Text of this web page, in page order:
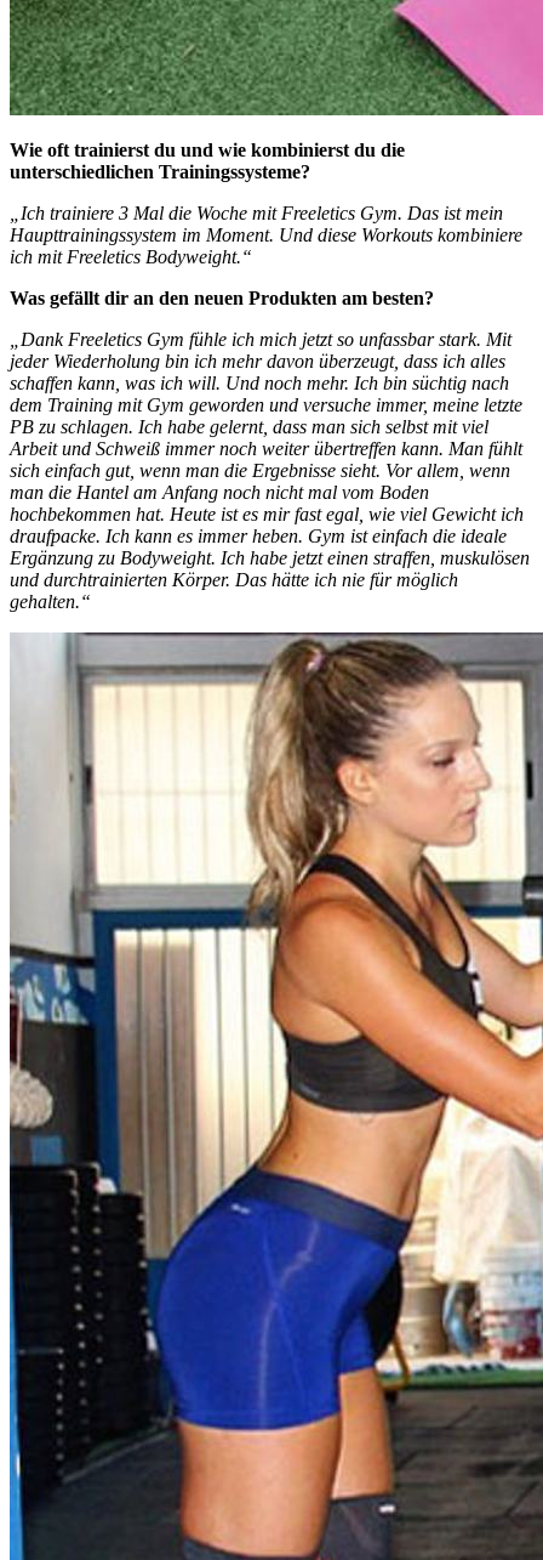
Wie oft trainierst du und wie kombinierst du die
unterschiedlichen Trainingssysteme?
„Ich trainiere 3 Mal die Woche mit Freeletics Gym. Das ist mein
Haupttrainingssystem im Moment. Und diese Workouts kombiniere
ich mit Freeletics Bodyweight.“
Was gefällt dir an den neuen Produkten am besten?
„Dank Freeletics Gym fühle ich mich jetzt so unfassbar stark. Mit
jeder Wiederholung bin ich mehr davon überzeugt, dass ich alles
schaffen kann, was ich will. Und noch mehr. Ich bin süchtig nach
dem Training mit Gym geworden und versuche immer, meine letzte
PB zu schlagen. Ich habe gelernt, dass man sich selbst mit viel
Arbeit und Schweiß immer noch weiter übertreffen kann. Man fühlt
sich einfach gut, wenn man die Ergebnisse sieht. Vor allem, wenn
man die Hantel am Anfang noch nicht mal vom Boden
hochbekommen hat. Heute ist es mir fast egal, wie viel Gewicht ich
draufpacke. Ich kann es immer heben. Gym ist einfach die ideale
Ergänzung zu Bodyweight. Ich habe jetzt einen straffen, muskulösen
und durchtrainierten Körper. Das hätte ich nie für möglich
gehalten.“